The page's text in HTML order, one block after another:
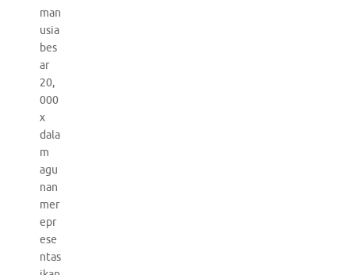
man
usia
bes
ar
20,
000
x
dala
m
agu
nan
mer
epr
ese
ntas